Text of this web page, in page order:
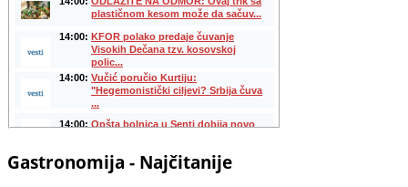
Gastronomija - Najčitanije